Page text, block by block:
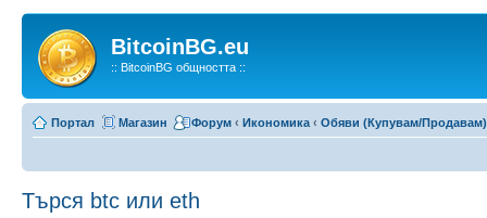
BitcoinBG.eu
:: BitcoinBG общността ::
Портал Магазин Форум ‹ Икономика ‹ Обяви (Купувам/Продавам)
Търся btc или eth